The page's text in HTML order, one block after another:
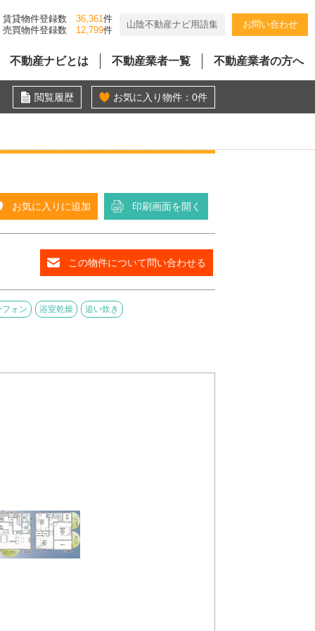
賃貸物件登録数 36,361件
売買物件登録数
12,799件
山陰不動産ナビ用語集 お問い合わせ
不動産ナビとは 不動産業者一覧 不動産業者の方へ
閲覧履歴 お気に入り物件： 0件
お気に入りに追加 印刷画面を開く
この物件について問い合わせる
ォン 浴室乾燥 追い炊き